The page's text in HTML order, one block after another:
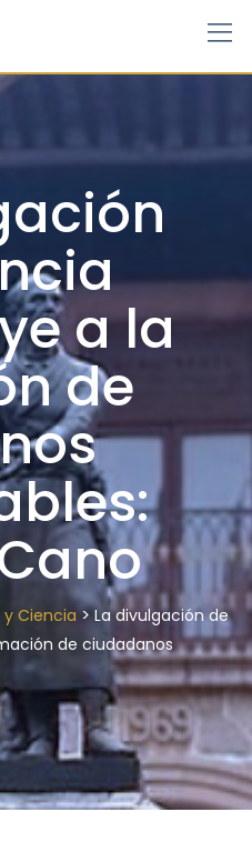
a la
de
Ciencia>La divulgación de
de ciudadanos